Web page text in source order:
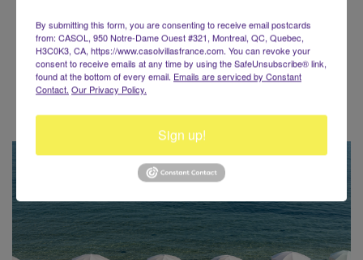
Riviera
Saint-Tropez, Côte d'Azur, France
8 Invités, 4 Chambres
Demandez le Prix
By submitting this form, you are consenting to receive email postcards
from: CASOL, 950 Notre-Dame Ouest #321, Montreal, QC, Quebec,
H3C0K3, CA, https://www.casolvillasfrance.com. You can revoke your
consent to receive emails at any time by using the SafeUnsubscribe® link,
found at the bottom of every email. Emails are serviced by Constant
Contact. Our Privacy Policy.
Sign up!